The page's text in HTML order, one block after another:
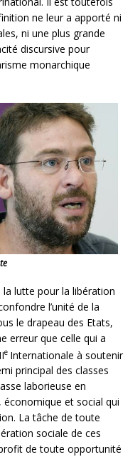
ne leur a apporté ni
ni une plus grande
discursive pour
monarchique
la lutte pour la libération
l’unité de la
le drapeau des Etats,
erreur que celle qui a
e Internationale à soutenir
principal des classes
laborieuse en
économique et social qui
La tâche de toute
sociale de ces
de toute opportunité